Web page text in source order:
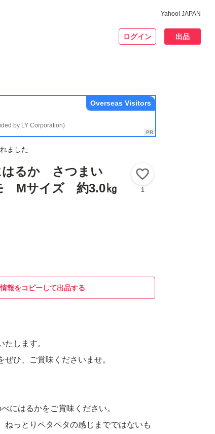
Yahoo! JAPAN
ログイン 出品
by LY Corporation)
Overseas Visitors
ました
るか さつまい
Mサイズ 約3.0㎏
1
報をコピーして出品する
します。
ぜひ、ご賞味くださいませ。
にはるかをご賞味ください。
ねっとりペタペタの感じまでではないも